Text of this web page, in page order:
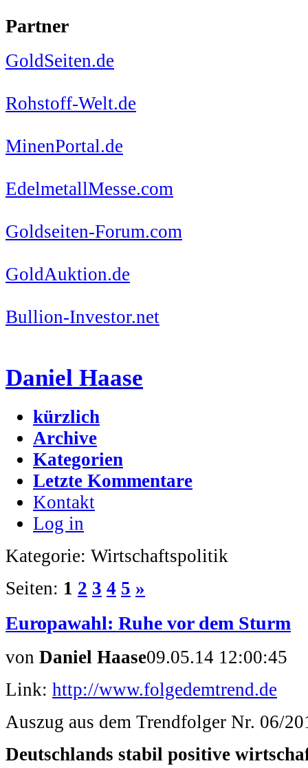
Partner
GoldSeiten.de
Rohstoff-Welt.de
MinenPortal.de
EdelmetallMesse.com
Goldseiten-Forum.com
GoldAuktion.de
Bullion-Investor.net
Daniel Haase
kürzlich
Archive
Kategorien
Letzte Kommentare
Kontakt
Log in
Kategorie: Wirtschaftspolitik
Seiten: 1 2 3 4 5 »
Europawahl: Ruhe vor dem Sturm
von Daniel Haase09.05.14 12:00:45
Link: http://www.folgedemtrend.de
Auszug aus dem Trendfolger Nr. 06/
Deutschlands stabil positive